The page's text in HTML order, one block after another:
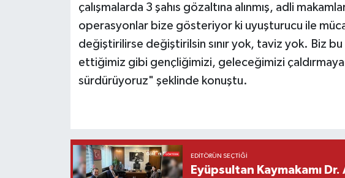
çalışmalarda 3 şahıs gözaltına alınmış, adli
operasyonlar bize gösteriyor ki uyuşturucu ile
değiştirilirse değiştirilsin sınır yok, taviz yok. Biz
ettiğimiz gibi gençliğimizi, geleceğimizi
sürdürüyoruz" şeklinde konuştu.
EDITÖRÜN SEÇTIĞI
Eyüpsultan Kaymakamı